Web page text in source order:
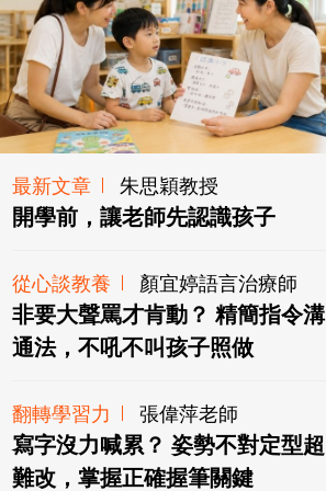
最新文章 朱思穎教授
開學前，讓老師先認識孩子
從心談教養 顏宜婷語言治療師
非要大聲罵才肯動？ 精簡指令溝
通法，不吼不叫孩子照做
翻轉學習力 張偉萍老師
寫字沒力喊累？ 姿勢不對定型超
難改，掌握正確握筆關鍵